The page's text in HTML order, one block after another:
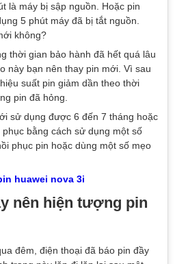
là máy bị sập nguồn. Hoặc pin
5 phút máy đã bị tắt nguồn.
không?
thời gian bảo hành đã hết quá lâu
này bạn nên thay pin mới. Vì sau
suất pin giảm dần theo thời
pin đã hỏng.
sử dụng được 6 đến 7 tháng hoặc
bằng cách sử dụng một số
phục pin hoặc dùng một số mẹo
huawei nova 3i
nên hiện tượng pin
đêm, điện thoại đã báo pin đầy